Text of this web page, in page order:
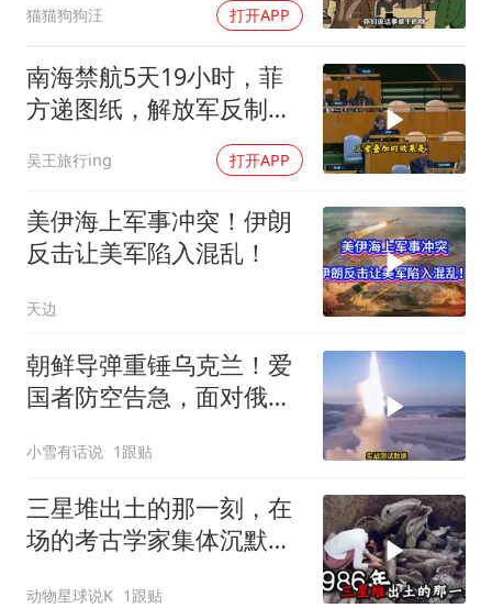
猫猫狗狗汪 打开APP
南海禁航5天19小时，菲
方递图纸，解放军反制组
吴王旅行ing 打开APP
美伊海上军事冲突！伊朗
反击让美军陷入混乱！
天边
朝鲜导弹重锤乌克兰！爱
国者防空告急，面对俄朝
绝望？
小雪有话说 1跟贴
三星堆出土的那一刻，在
场的考古学家集体沉默
动物星球说K 1跟贴